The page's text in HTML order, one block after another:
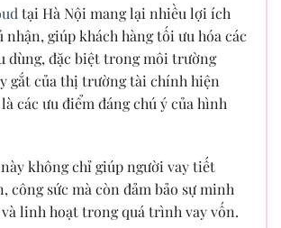
tại Hà Nội mang lại nhiều lợi ích
nhận, giúp khách hàng tối ưu hóa các
dùng, đặc biệt trong môi trường
gắt của thị trường tài chính hiện
các ưu điểm đáng chú ý của hình
không chỉ giúp người vay tiết
công sức mà còn đảm bảo sự minh
linh hoạt trong quá trình vay vốn.